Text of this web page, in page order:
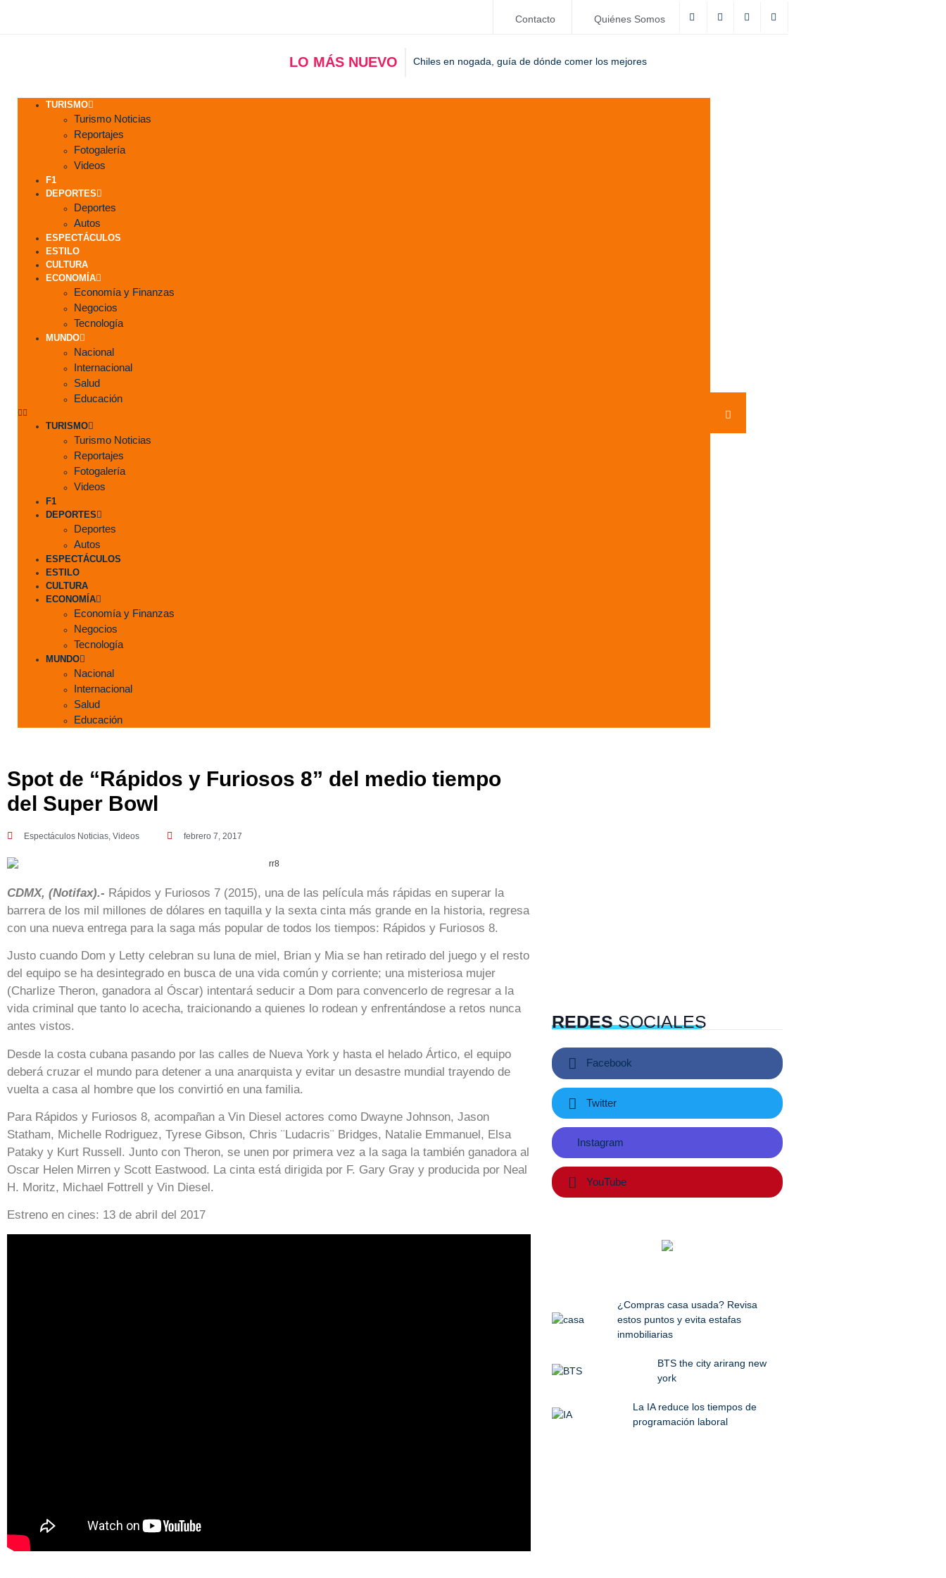
Contacto Quiénes Somos
LO MÁS NUEVO Chiles en nogada, guía de dónde comer los mejores
TURISMO
Turismo Noticias
Reportajes
Fotogalería
Videos
F1
DEPORTES
Deportes
Autos
ESPECTÁCULOS
ESTILO
CULTURA
ECONOMÍA
Economía y Finanzas
Negocios
Tecnología
MUNDO
Nacional
Internacional
Salud
Educación
TURISMO
Turismo Noticias
Reportajes
Fotogalería
Videos
F1
DEPORTES
Deportes
Autos
ESPECTÁCULOS
ESTILO
CULTURA
ECONOMÍA
Economía y Finanzas
Negocios
Tecnología
MUNDO
Nacional
Internacional
Salud
Educación
Spot de “Rápidos y Furiosos 8” del medio tiempo
del Super Bowl
Espectáculos Noticias, Videos febrero 7, 2017
CDMX, (Notifax).- Rápidos y Furiosos 7 (2015), una de las película más rápidas en superar la
barrera de los mil millones de dólares en taquilla y la sexta cinta más grande en la historia, regresa
con una nueva entrega para la saga más popular de todos los tiempos: Rápidos y Furiosos 8.
Justo cuando Dom y Letty celebran su luna de miel, Brian y Mia se han retirado del juego y el resto
del equipo se ha desintegrado en busca de una vida común y corriente; una misteriosa mujer
(Charlize Theron, ganadora al Óscar) intentará seducir a Dom para convencerlo de regresar a la
vida criminal que tanto lo acecha, traicionando a quienes lo rodean y enfrentándose a retos nunca
antes vistos.
Desde la costa cubana pasando por las calles de Nueva York y hasta el helado Ártico, el equipo
deberá cruzar el mundo para detener a una anarquista y evitar un desastre mundial trayendo de
vuelta a casa al hombre que los convirtió en una familia.
Para Rápidos y Furiosos 8, acompañan a Vin Diesel actores como Dwayne Johnson, Jason
Statham, Michelle Rodriguez, Tyrese Gibson, Chris ¨Ludacris¨ Bridges, Natalie Emmanuel, Elsa
Pataky y Kurt Russell. Junto con Theron, se unen por primera vez a la saga la también ganadora al
Oscar Helen Mirren y Scott Eastwood. La cinta está dirigida por F. Gary Gray y producida por Neal
H. Moritz, Michael Fottrell y Vin Diesel.
Estreno en cines: 13 de abril del 2017
REDESSOCIALES
Facebook
Twitter
Instagram
YouTube
¿Compras casa usada? Revisa
estos puntos y evita estafas
inmobiliarias
BTS the city arirang new
york
La IA reduce los tiempos de
programación laboral